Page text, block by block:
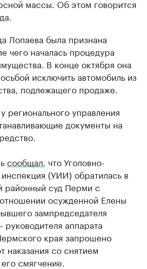
массы. Об этом говорится
Лопаева была признана
чего началась процедура
В конце октября она
исключить автомобиль из
подлежащего продаже.
регионального управления
документы на
сообщал , что Уголовно-
(УИИ) обратилась в
районный суд Перми с
осужденной Елены
зампредседателя
руководителя аппарата
края запрошено
наказания со снятием
смягчение.